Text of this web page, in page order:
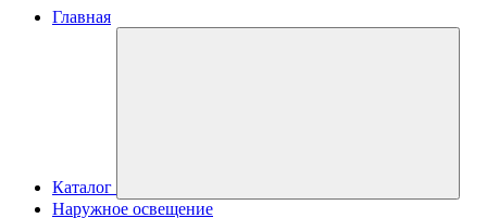
Главная
Каталог
Наружное освещение